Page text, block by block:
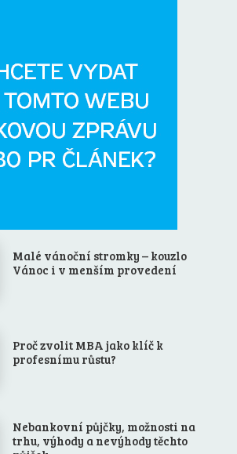
Malé vánoční stromky – kouzlo
Vánoc i v menším provedení
Proč zvolit MBA jako klíč k
profesnímu růstu?
Nebankovní půjčky, možnosti na
trhu, výhody a nevýhody těchto